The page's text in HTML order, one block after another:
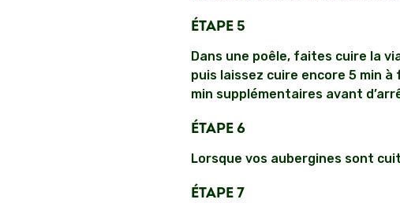
ÉTAPE 5
Dans une poêle, faites cuire la
puis laissez cuire encore 5 min
min supplémentaires avant
ÉTAPE 6
Lorsque vos aubergines sont
ÉTAPE 7